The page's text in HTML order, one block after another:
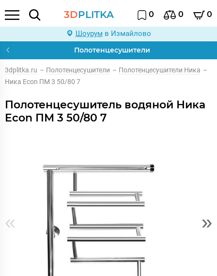
3DPLITKA 0 0 0
Шоурум в Измайлово
Полотенцесушители
3dplitka.ru – Полотенцесушители – Полотенцесушители Ника –
Ника Econ ПМ 3 50/80 7
Полотенцесушитель водяной Ника
Econ ПМ 3 50/80 7
« »